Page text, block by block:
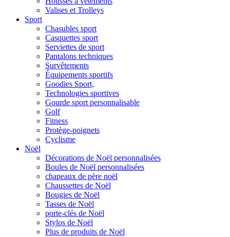
Valises et Trolleys
Sport
Chasubles sport
Casquettes sport
Serviettes de sport
Pantalons techniques
Survêtements
Équipements sportifs
Goodies Sport,
Technologies sportives
Gourde sport personnalisable
Golf
Fitness
Protège-poignets
Cyclisme
Noël
Décorations de Noël personnalisées
Boules de Noël personnalisées
chapeaux de père noël
Chaussettes de Noël
Bougies de Noël
Tasses de Noël
porte-clés de Noël
Stylos de Noël
Plus de produits de Noël